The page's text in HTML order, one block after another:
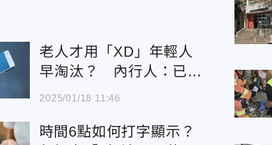
老人才用「XD」年輕人
早淘汰？ 內行人：已改
用「笑死」
2025/01/18 11:46
時間6點如何打字顯示？